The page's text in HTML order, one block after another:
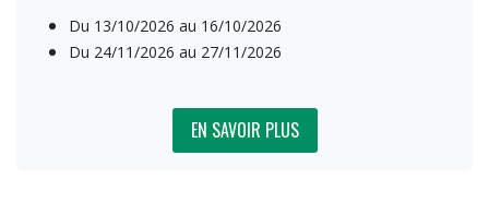
​Du 13/10/2026 au 16/10/2026
Du 24/11/2026 au 27/11/2026
EN SAVOIR P​​​​​LUS